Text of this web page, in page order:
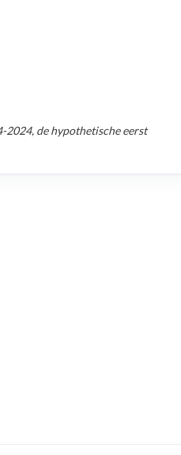
2024, de hypothetische eerst